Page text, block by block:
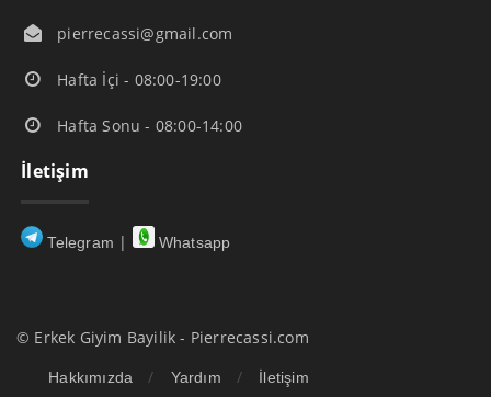
pierrecassi@gmail.com
Hafta İçi - 08:00-19:00
Hafta Sonu - 08:00-14:00
İletişim
Telegram | Whatsapp
© Erkek Giyim Bayilik - Pierrecassi.com
Hakkımızda Yardım İletişim